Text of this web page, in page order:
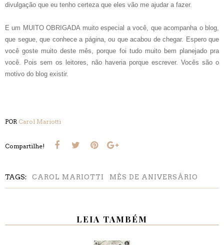
divulgação que eu tenho certeza que eles vão me ajudar a fazer.
E um MUITO OBRIGADA muito especial a você, que acompanha o blog,
que segue, que conhece a página, ou que acabou de chegar. Espero que
você goste muito deste mês, porque foi tudo muito bem planejado pra
você. Pois sem os leitores, não haveria porque escrever. Vocês são o
motivo do blog existir.
POR Carol Mariotti
Compartilhe!
TAGS: CAROL MARIOTTI MÊS DE ANIVERSÁRIO
LEIA TAMBÉM